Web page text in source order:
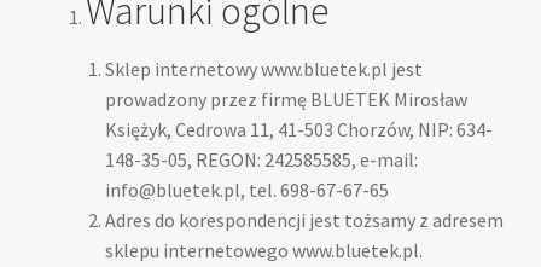
Instalacja systemu RCP
Integracja z Enova Kadry
Integracja z innymi programami
Integracja z Sage Symfonia
Warunki ogólne
Sklep internetowy www.bluetek.pl jest
prowadzony przez firmę BLUETEK Mirosław
Księżyk, Cedrowa 11, 41-503 Chorzów, NIP: 634-
148-35-05, REGON: 242585585, e-mail:
info@bluetek.pl, tel. 698-67-67-65
Adres do korespondencji jest tożsamy z adresem
sklepu internetowego www.bluetek.pl.